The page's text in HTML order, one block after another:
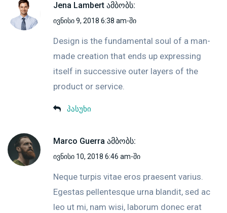
Jena Lambert ამბობს:
ივნისი 9, 2018 6:38 am-ში
Design is the fundamental soul of a man-
made creation that ends up expressing
itself in successive outer layers of the
product or service.
პასუხი
Marco Guerra ამბობს:
ივნისი 10, 2018 6:46 am-ში
Neque turpis vitae eros praesent varius.
Egestas pellentesque urna blandit, sed ac
leo ut mi, nam wisi, laborum donec erat